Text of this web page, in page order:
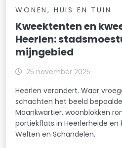
WONEN, HUIS EN TUIN
Kweektenten en
Heerlen:
mijngebied
25 november 2025
Heerlen verandert. Waar
schachten het beeld
Maankwartier, woonblokken
portiekflats in Heerlerheide
Welten en Schandelen.